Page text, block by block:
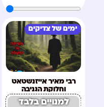
ימים של צדיקים
רבי מאיר אייזנשטאט
וחלוקת הגניבה
למנויים בלבד